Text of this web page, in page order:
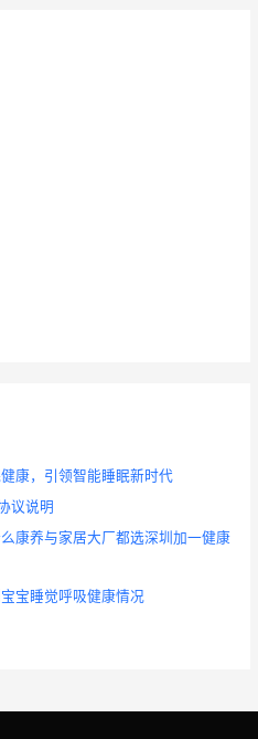
康，引领智能睡眠新时代
议说明
康养与家居大厂都选深圳加一健康
宝睡觉呼吸健康情况